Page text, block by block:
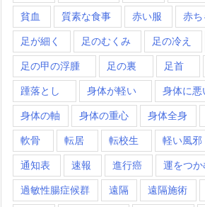
貧血 質素な食事 赤い服 赤
足が細く 足のむくみ 足の冷え
足の甲の浮腫 足の裏 足首
踵落とし 身体が軽い 身体に悪
身体の軸 身体の重心 身体全身
軟骨 転居 転校生 軽い風邪
通知表 速報 進行癌 運をつか
過敏性腸症候群 遠隔 遠隔施術